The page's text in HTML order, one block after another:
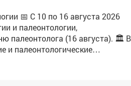
2026
и палеонтологии,
(16 августа). 🏛 В
и палеонтологические
порталы в прошлое. А
мы подготовили целый